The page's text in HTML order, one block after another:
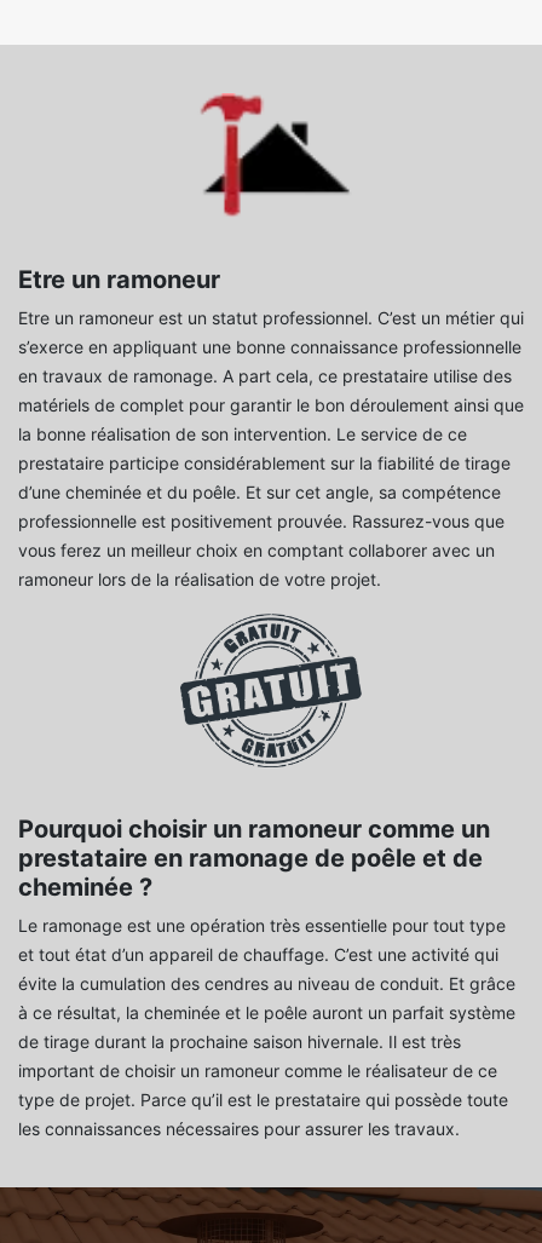
Etre un ramoneur
Etre un ramoneur est un statut professionnel. C’est un métier qui
s’exerce en appliquant une bonne connaissance professionnelle
en travaux de ramonage. A part cela, ce prestataire utilise des
matériels de complet pour garantir le bon déroulement ainsi que
la bonne réalisation de son intervention. Le service de ce
prestataire participe considérablement sur la fiabilité de tirage
d’une cheminée et du poêle. Et sur cet angle, sa compétence
professionnelle est positivement prouvée. Rassurez-vous que
vous ferez un meilleur choix en comptant collaborer avec un
ramoneur lors de la réalisation de votre projet.
Pourquoi choisir un ramoneur comme un
prestataire en ramonage de poêle et de
cheminée ?
Le ramonage est une opération très essentielle pour tout type
et tout état d’un appareil de chauffage. C’est une activité qui
évite la cumulation des cendres au niveau de conduit. Et grâce
à ce résultat, la cheminée et le poêle auront un parfait système
de tirage durant la prochaine saison hivernale. Il est très
important de choisir un ramoneur comme le réalisateur de ce
type de projet. Parce qu’il est le prestataire qui possède toute
les connaissances nécessaires pour assurer les travaux.